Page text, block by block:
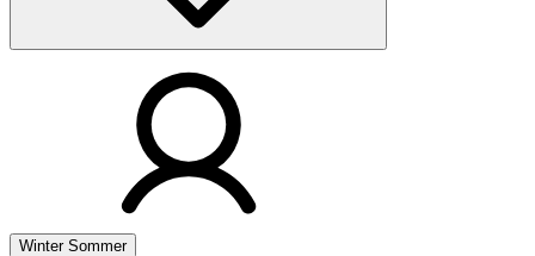
Winter Sommer